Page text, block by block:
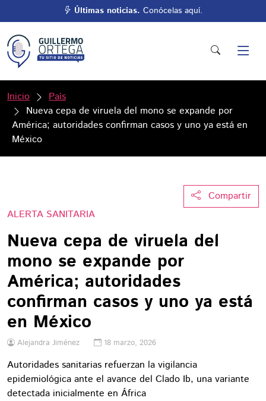
Últimas noticias. Conócelas aquí.
Inicio
País
Nueva cepa de viruela del mono se expande por
América; autoridades confirman casos y uno ya está en
México
Compartir
ALERTA SANITARIA
Nueva cepa de viruela del
mono se expande por
América; autoridades
confirman casos y uno ya está
en México
Alejandra Jiménez 18 marzo, 2026
Autoridades sanitarias refuerzan la vigilancia
epidemiológica ante el avance del Clado Ib, una variante
detectada inicialmente en África